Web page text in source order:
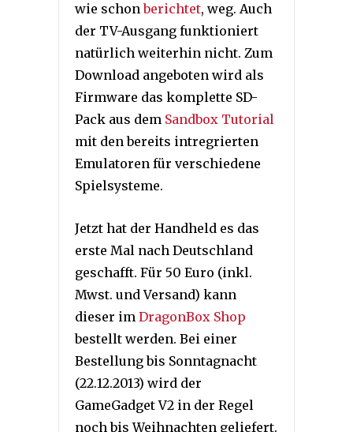
wie schonberichtet, weg. Auch
der TV-Ausgang funktioniert
natürlich weiterhin nicht. Zum
Download angeboten wird als
Firmware das komplette SD-
Pack aus dem Sandbox Tutorial
mit den bereits intregrierten
Emulatoren für verschiedene
Spielsysteme.
Jetzt hat der Handheld es das
erste Mal nach Deutschland
geschafft. Für 50 Euro (inkl.
Mwst. und Versand) kann
dieser im DragonBox Shop
bestellt werden. Bei einer
Bestellung bis Sonntagnacht
(22.12.2013) wird der
GameGadget V2 in der Regel
noch bis Weihnachten geliefert.